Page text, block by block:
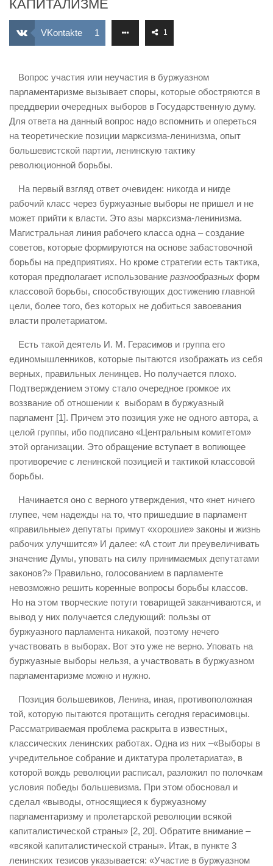
ИЗУЧЕНИЕ ДИАЛЕКТИКИ
ПРОФСОЮЗНАЯ БОРЬБА
НАРОДНАЯ ПРАВДА
КАПИТАЛИЗМЕ
VKontakte 1 1
Вопрос участия или неучастия в буржуазном
парламентаризме вызывает споры, которые обостряются в
преддверии очередных выборов в Государственную думу.
Для ответа на данный вопрос надо вспомнить и опереться
на теоретические позиции марксизма-ленинизма, опыт
большевистской партии, ленинскую тактику
революционной борьбы.
На первый взгляд ответ очевиден: никогда и нигде
рабочий класс через буржуазные выборы не пришел и не
может прийти к власти. Это азы марксизма-ленинизма.
Магистральная линия рабочего класса одна – создание
советов, которые формируются на основе забастовочной
борьбы на предприятиях. Но кроме стратегии есть тактика,
которая предполагает использование разнообразных форм
классовой борьбы, способствующих достижению главной
цели, более того, без которых не добиться завоевания
власти пролетариатом.
Есть такой деятель И. М. Герасимов и группа его
единомышленников, которые пытаются изображать из себя
верных, правильных ленинцев. Но получается плохо.
Подтверждением этому стало очередное громкое их
воззвание об отношении к выборам в буржуазный
парламент [1]. Причем это позиция уже не одного автора, а
целой группы, ибо подписано «Центральным комитетом»
этой организации. Это обращение вступает в вопиющее
противоречие с ленинской позицией и тактикой классовой
борьбы.
Начинается оно с верного утверждения, что «нет ничего
глупее, чем надежды на то, что пришедшие в парламент
«правильные» депутаты примут «хорошие» законы и жизнь
рабочих улучшится» И далее: «А стоит ли преувеличивать
значение Думы, уповать на силу принимаемых депутатами
законов?» Правильно, голосованием в парламенте
невозможно решить коренные вопросы борьбы классов.
Но на этом творческие потуги товарищей заканчиваются, и
вывод у них получается следующий: пользы от
буржуазного парламента никакой, поэтому нечего
участвовать в выборах. Вот это уже не верно. Уповать на
буржуазные выборы нельзя, а участвовать в буржуазном
парламентаризме можно и нужно.
Позиция большевиков, Ленина, иная, противоположная
той, которую пытаются протащить сегодня герасимовцы.
Рассматриваемая проблема раскрыта в известных,
классических ленинских работах. Одна из них –«Выборы в
учредительное собрание и диктатура пролетариата», в
которой вождь революции расписал, разложил по полочкам
условия победы большевизма. При этом обосновал и
сделал «выводы, относящиеся к буржуазному
парламентаризму и пролетарской революции всякой
капиталистической страны» [2, 20]. Обратите внимание –
«всякой капиталистической страны». Итак, в пункте 3
ленинских тезисов указывается: «Участие в буржуазном